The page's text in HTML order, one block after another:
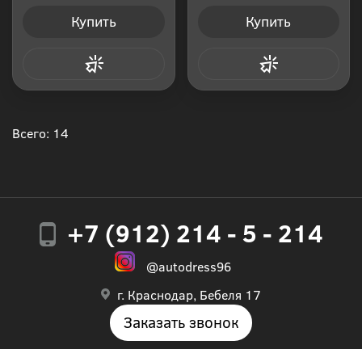
Купить Купить
Всего: 14
+7 (912) 214 - 5 - 214
@autodress96
г. Краснодар, Бебеля 17
Заказать звонок